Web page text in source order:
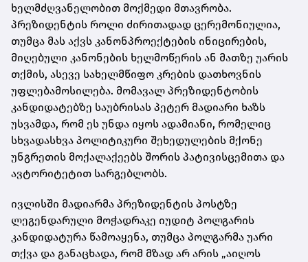
ხელმძღვანელობით მოქმედი მთავრობა.
პრეზიდენტის როლი ძირითადად ცერემონიულია,
თუმცა მას აქვს კანონპროექტების ინიცირების,
მიღებული კანონების ხელმოწერის ან მათზე უარის
თქმის, ასევე სახელმწიფო კრების დათხოვნის
უფლებამოსილება. მომავალ პრეზიდენტობის
კანდიდატებზე საუბრისას პეტერ მადიარი ხაზს
უსვამდა, რომ ეს უნდა იყოს ადამიანი, რომელიც
სხვადასხვა პოლიტიკური შეხედულების მქონე
უნგრეთის მოქალაქეებს შორის პატივისცემითა და
ავტორიტეტით სარგებლობს.
ივლისში მადიარმა პრეზიდენტის პოსტზე
ლეგენდარული მოჭადრაკე იუდიტ პოლგარის
კანდიდატურა წამოაყენა, თუმცა პოლგარმა უარი
თქვა და განაცხადა, რომ მზად არ არის „აიღოს